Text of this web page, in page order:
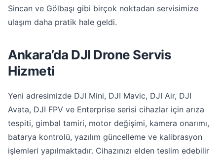
Sincan ve Gölbaşı gibi birçok noktadan servisimize
ulaşım daha pratik hale geldi.
Ankara’da DJI Drone Servis
Hizmeti
Yeni adresimizde DJI Mini, DJI Mavic, DJI Air, DJI
Avata, DJI FPV ve Enterprise serisi cihazlar için arıza
tespiti, gimbal tamiri, motor değişimi, kamera onarımı,
batarya kontrolü, yazılım güncelleme ve kalibrasyon
işlemleri yapılmaktadır. Cihazınızı elden teslim edebilir